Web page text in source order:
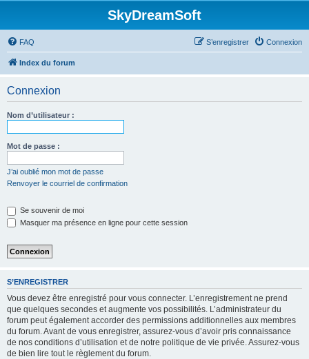
SkyDreamSoft
FAQ Connexion
S’enregistrer
Index du forum
Connexion
Nom d’utilisateur :
Mot de passe :
J’ai oublié mon mot de passe
Renvoyer le courriel de confirmation
Se souvenir de moi
Masquer ma présence en ligne pour cette session
S’ENREGISTRER
Vous devez être enregistré pour vous connecter. L’enregistrement ne prend
que quelques secondes et augmente vos possibilités. L’administrateur du
forum peut également accorder des permissions additionnelles aux membres
du forum. Avant de vous enregistrer, assurez-vous d’avoir pris connaissance
de nos conditions d’utilisation et de notre politique de vie privée. Assurez-vous
de bien lire tout le règlement du forum.